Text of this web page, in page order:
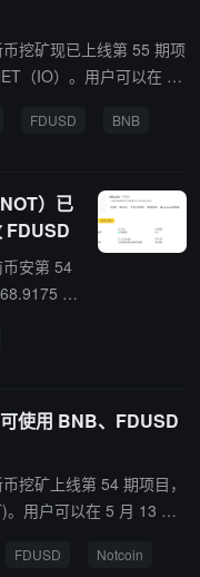
挖矿现已上线第 55 期项
（IO）。用户可以在 6
可挖矿 4 天。网站预计
交易市场，适用种子标签
FDUSD BNB
）已
FDUSD
安第 54
枚
）上线
使用 BNB、FDUSD
挖矿上线第 54 期项目，
。用户可以在 5 月 13 日
可挖矿 3 天。网站预计
FDUSD Notcoin